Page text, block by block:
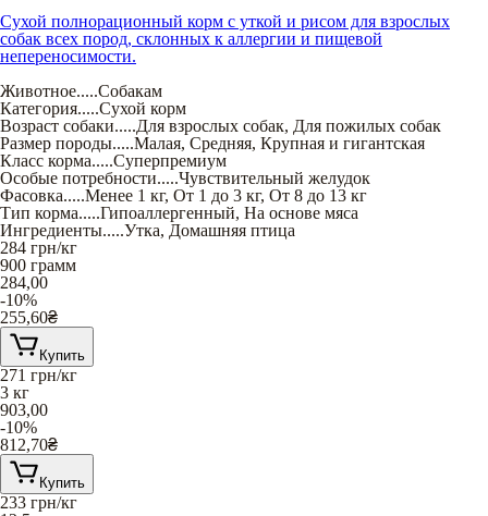
Сухой полнорационный корм с уткой и рисом для взрослых
собак всех пород, склонных к аллергии и пищевой
непереносимости.
Животное.....Собакам
Категория.....Сухой корм
Возраст собаки.....Для взрослых собак, Для пожилых собак
Размер породы.....Малая, Средняя, Крупная и гигантская
Класс корма.....Суперпремиум
Особые потребности.....Чувствительный желудок
Фасовка.....Менее 1 кг, От 1 до 3 кг, От 8 до 13 кг
Тип корма.....Гипоаллергенный, На основе мяса
Ингредиенты.....Утка, Домашняя птица
284 грн/кг
900 грамм
284,00
-10%
255,60₴
Купить
271 грн/кг
3 кг
903,00
-10%
812,70₴
Купить
233 грн/кг